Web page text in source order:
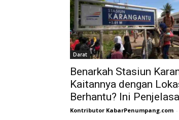
Darat
Benarkah Stasiun
Kaitannya dengan
Berhantu? Ini
Kontributor KabarPenumpang.com -